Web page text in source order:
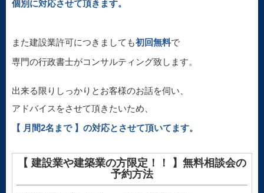
個別に対応させて頂きます。
また建設業許可につきましても初回無料で
専門の行政書士がコンサルティング致します。
出来る限りしっかりとお客様のお話を伺い、
アドバイスをさせて頂きたいため、
【 月間2名まで 】の対応とさせて頂いてます。
【 建設業や建築業の方限定！！ 】無料相談会の
予約方法